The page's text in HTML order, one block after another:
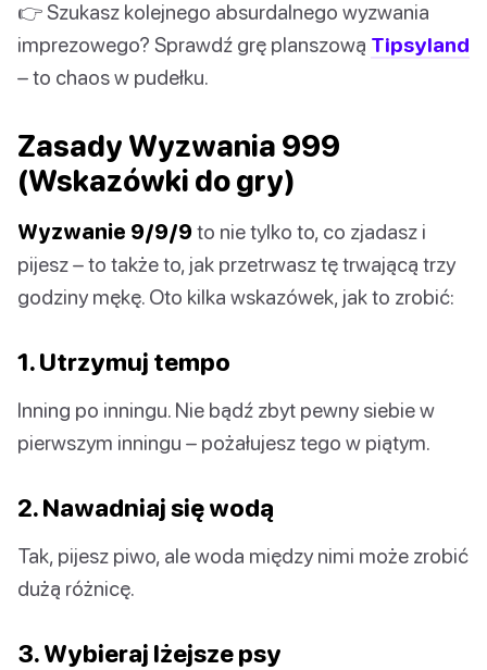
👉 Szukasz kolejnego absurdalnego wyzwania
imprezowego? Sprawdź grę planszową Tipsyland
– to chaos w pudełku.
Zasady Wyzwania 999
(Wskazówki do gry)
Wyzwanie 9/9/9to nie tylko to, co zjadasz i
pijesz – to także to, jak przetrwasz tę trwającą trzy
godziny mękę. Oto kilka wskazówek, jak to zrobić:
1. Utrzymuj tempo
Inning po inningu. Nie bądź zbyt pewny siebie w
pierwszym inningu – pożałujesz tego w piątym.
2. Nawadniaj się wodą
Tak, pijesz piwo, ale woda między nimi może zrobić
dużą różnicę.
3. Wybieraj lżejsze psy